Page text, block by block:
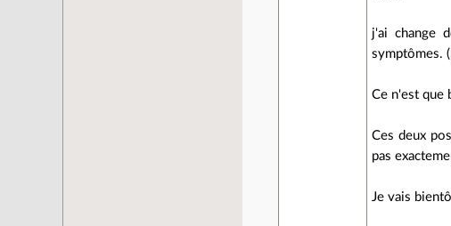
j'ai change
symptômes.
Ce n'est que
Ces deux
pas
Je vais